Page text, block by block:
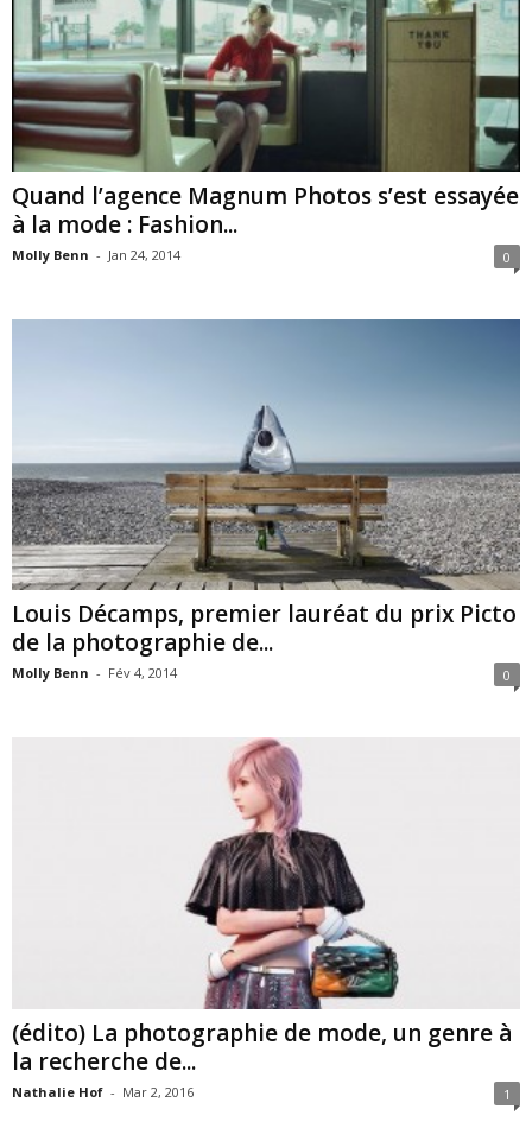
Quand l’agence Magnum Photos s’est essayée
à la mode : Fashion...
Molly Benn - Jan 24, 2014 0
Louis Décamps, premier lauréat du prix Picto
de la photographie de...
Molly Benn - Fév 4, 2014 0
(édito) La photographie de mode, un genre à
la recherche de...
Nathalie Hof - Mar 2, 2016 1